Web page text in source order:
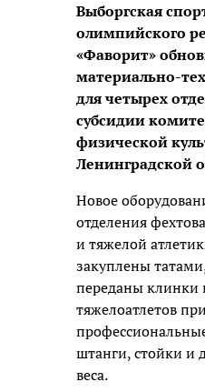
Выборгская
олимпийского
«Фаворит»
материально-
для четырех
субсидии
физической
Ленинградской
Новое
отделения
и тяжелой
закуплены
переданы клинки
тяжелоатлетов
штанги, стойки и
веса.